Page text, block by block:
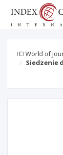
ICI World of
Siedzenie